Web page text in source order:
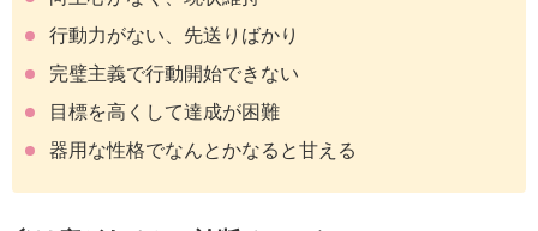
行動力がない、先送りばかり
完璧主義で行動開始できない
目標を高くして達成が困難
器用な性格でなんとかなると甘える